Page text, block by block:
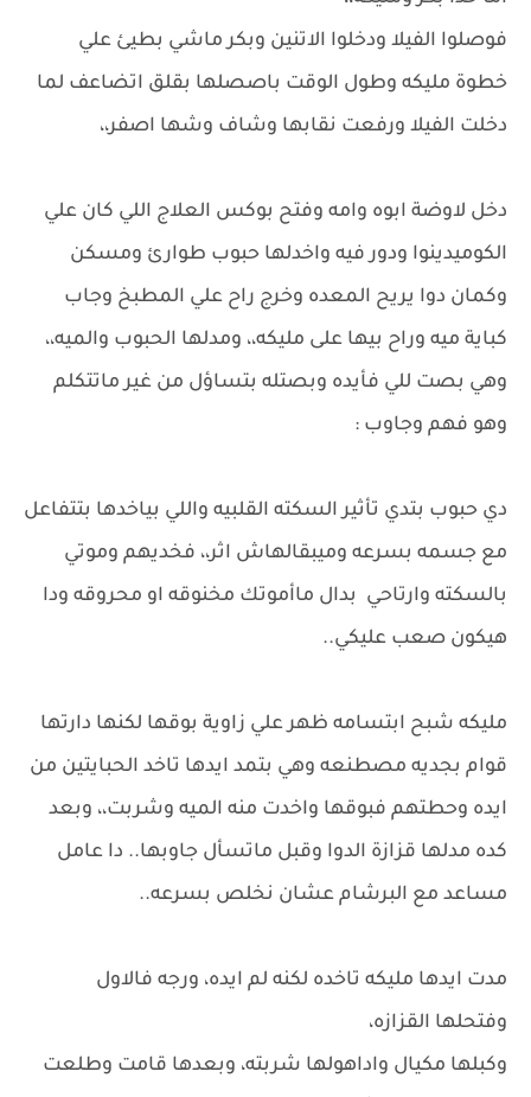
فوصلوا الفيلا ودخلوا الاتنين وبكر ماشي بطيئ علي
خطوة مليكه وطول الوقت باصصلها بقلق اتضاعف لما
دخلت الفيلا ورفعت نقابها وشاف وشها اصفر،،
دخل لاوضة ابوه وامه وفتح بوكس العلاج اللي كان علي
الكوميدينوا ودور فيه واخدلها حبوب طوارئ ومسكن
وكمان دوا يريح المعده وخرج راح علي المطبخ وجاب
كباية ميه وراح بيها على مليكه،، ومدلها الحبوب والميه،،
وهي بصت للي فأيده وبصتله بتساؤل من غير ماتتكلم
وهو فهم وجاوب :
دي حبوب بتدي تأثير السكته القلبيه واللي بياخدها بتتفاعل
مع جسمه بسرعه وميبقالهاش اثر،، فخديهم وموتي
بالسكته وارتاحي بدال ماأموتك مخنوقه او محروقه ودا
هيكون صعب عليكي..
مليكه شبح ابتسامه ظهر علي زاوية بوقها لكنها دارتها
قوام بجديه مصطنعه وهي بتمد ايدها تاخد الحبايتين من
ايده وحطتهم فبوقها واخدت منه الميه وشربت،، وبعد
كده مدلها قزازة الدوا وقبل ماتسأل جاوبها.. دا عامل
مساعد مع البرشام عشان نخلص بسرعه..
مدت ايدها مليكه تاخده لكنه لم ايده، ورجه فالاول
وفتحلها القزازه،
وكبلها مكيال واداهولها شربته، وبعدها قامت وطلعت